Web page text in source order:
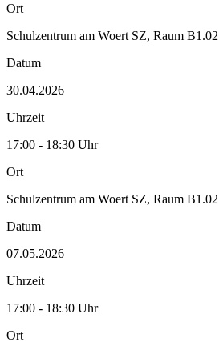
Ort
Schulzentrum am Woert SZ, Raum B1.02
Datum
30.04.2026
Uhrzeit
17:00 - 18:30 Uhr
Ort
Schulzentrum am Woert SZ, Raum B1.02
Datum
07.05.2026
Uhrzeit
17:00 - 18:30 Uhr
Ort